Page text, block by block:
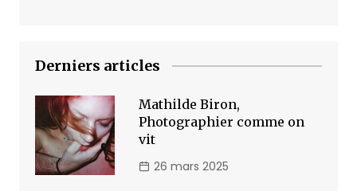
Derniers articles
Mathilde Biron,
Photographier comme on
vit
26 mars 2025